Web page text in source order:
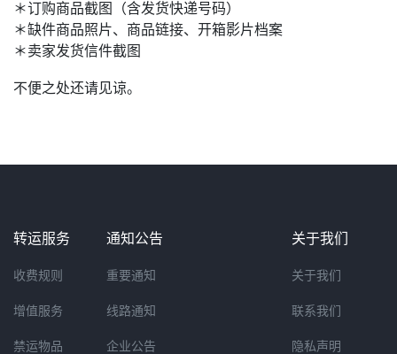
＊订购商品截图（含发货快递号码）
＊缺件商品照片、商品链接、开箱影片档案
＊卖家发货信件截图
不便之处还请见谅。
转运服务
收费规则
增值服务
禁运物品
通知公告
重要通知
线路通知
企业公告
关于我们
关于我们
联系我们
隐私声明